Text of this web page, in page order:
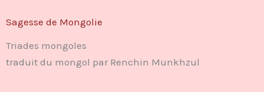
Sagesse de Mongolie
Triades mongoles
traduit du mongol par Renchin Munkhzul